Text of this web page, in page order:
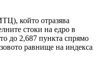
който отразява
стоки на едро в
до 2,687 пункта спрямо
равнище на индекса